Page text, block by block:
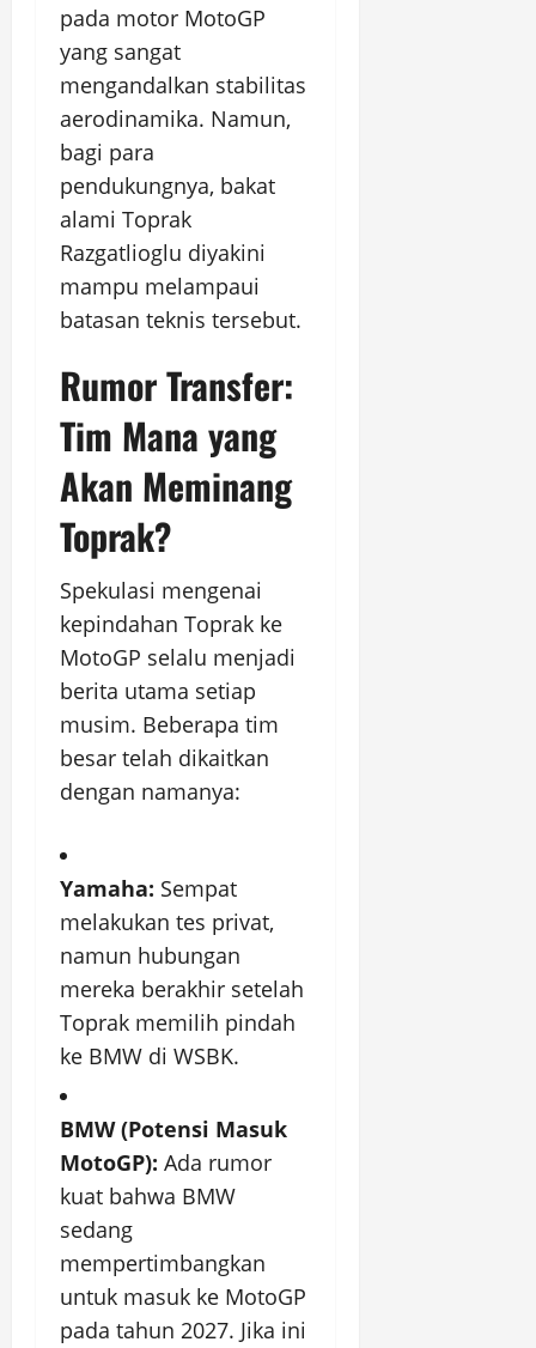
pada motor MotoGP
yang sangat
mengandalkan stabilitas
aerodinamika. Namun,
bagi para
pendukungnya, bakat
alami Toprak
Razgatlioglu diyakini
mampu melampaui
batasan teknis tersebut.
Rumor Transfer:
Tim Mana yang
Akan Meminang
Toprak?
Spekulasi mengenai
kepindahan Toprak ke
MotoGP selalu menjadi
berita utama setiap
musim. Beberapa tim
besar telah dikaitkan
dengan namanya:
Yamaha: Sempat
melakukan tes privat,
namun hubungan
mereka berakhir setelah
Toprak memilih pindah
ke BMW di WSBK.
BMW (Potensi Masuk
MotoGP): Ada rumor
kuat bahwa BMW
sedang
mempertimbangkan
untuk masuk ke MotoGP
pada tahun 2027. Jika ini